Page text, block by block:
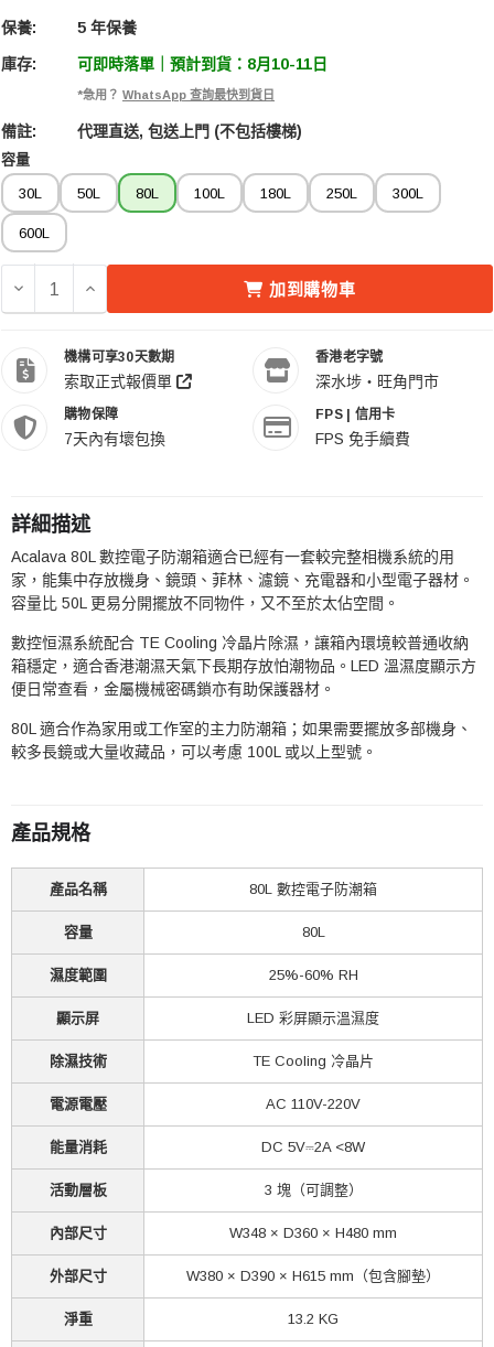
保養: 5 年保養
庫存: 可即時落單｜預計到貨：8月10-11日
*急用？ WhatsApp 查詢最快到貨日
備註: 代理直送, 包送上門 (不包括樓梯)
容量
30L 50L 80L 100L 180L 250L 300L
600L
減少 ACALAVA ALDB-DC0080L-BK 80L 電子防潮箱 的數量
增加 ACALAVA ALDB-DC0080L-BK 80L 電子防潮
加到購物車
機構可享30天數期
索取正式報價單
香港老字號
深水埗・旺角門市
購物保障
7天內有壞包換
FPS | 信用卡
FPS 免手續費
詳細描述
Acalava 80L 數控電子防潮箱適合已經有一套較完整相機系統的用
家，能集中存放機身、鏡頭、菲林、濾鏡、充電器和小型電子器材。
容量比 50L 更易分開擺放不同物件，又不至於太佔空間。
數控恒濕系統配合 TE Cooling 冷晶片除濕，讓箱內環境較普通收納
箱穩定，適合香港潮濕天氣下長期存放怕潮物品。LED 溫濕度顯示方
便日常查看，金屬機械密碼鎖亦有助保護器材。
80L 適合作為家用或工作室的主力防潮箱；如果需要擺放多部機身、
較多長鏡或大量收藏品，可以考慮 100L 或以上型號。
產品規格
產品名稱 80L 數控電子防潮箱
容量 80L
濕度範圍 25%-60% RH
顯示屏 LED 彩屏顯示溫濕度
除濕技術 TE Cooling 冷晶片
電源電壓 AC 110V-220V
能量消耗 DC 5V⎓2A <8W
活動層板 3 塊（可調整）
內部尺寸 W348 × D360 × H480 mm
外部尺寸 W380 × D390 × H615 mm（包含腳墊）
淨重 13.2 KG